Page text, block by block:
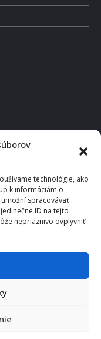
technológie, ako
k informáciám o
spracovávať
ID na tejto
nepriaznivo ovplyvniť